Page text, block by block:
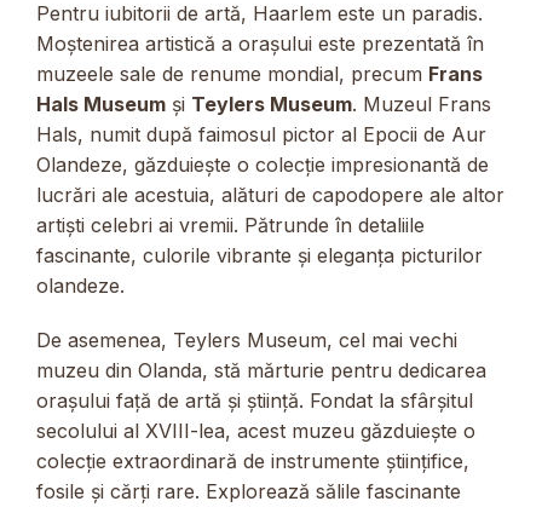
Pentru iubitorii de artă, Haarlem este un paradis.
Moștenirea artistică a orașului este prezentată în
muzeele sale de renume mondial, precum Frans
Hals Museum și Teylers Museum. Muzeul Frans
Hals, numit după faimosul pictor al Epocii de Aur
Olandeze, găzduiește o colecție impresionantă de
lucrări ale acestuia, alături de capodopere ale altor
artiști celebri ai vremii. Pătrunde în detaliile
fascinante, culorile vibrante și eleganța picturilor
olandeze.
De asemenea, Teylers Museum, cel mai vechi
muzeu din Olanda, stă mărturie pentru dedicarea
orașului față de artă și știință. Fondat la sfârșitul
secolului al XVIII-lea, acest muzeu găzduiește o
colecție extraordinară de instrumente științifice,
fosile și cărți rare. Explorează sălile fascinante